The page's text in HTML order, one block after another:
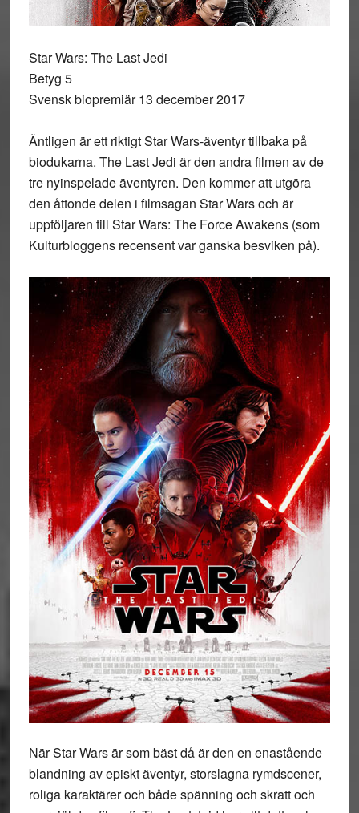
Star Wars: The Last Jedi
Betyg 5
Svensk biopremiär 13 december 2017
Äntligen är ett riktigt Star Wars-äventyr tillbaka på
biodukarna. The Last Jedi är den andra filmen av de
tre nyinspelade äventyren. Den kommer att utgöra
den åttonde delen i filmsagan Star Wars och är
uppföljaren till Star Wars: The Force Awakens (som
Kulturbloggens recensent var ganska besviken på).
När Star Wars är som bäst då är den en enastående
blandning av episkt äventyr, storslagna rymdscener,
roliga karaktärer och både spänning och skratt och